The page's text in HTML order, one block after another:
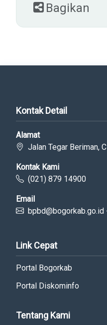
Bagikan
Kontak Detail
Alamat
Jalan Tegar Beriman,
Kontak Kami
(021) 879 14900
Email
Link Cepat
Portal Bogorkab
Portal Diskominfo
Tentang Kami